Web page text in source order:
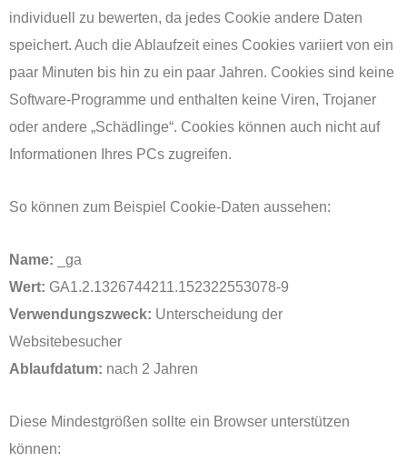
individuell zu bewerten, da jedes Cookie andere Daten
speichert. Auch die Ablaufzeit eines Cookies variiert von ein
paar Minuten bis hin zu ein paar Jahren. Cookies sind keine
Software-Programme und enthalten keine Viren, Trojaner
oder andere „Schädlinge“. Cookies können auch nicht auf
Informationen Ihres PCs zugreifen.
So können zum Beispiel Cookie-Daten aussehen:
Name: _ga
Wert: GA1.2.1326744211.152322553078-9
Verwendungszweck: Unterscheidung der
Websitebesucher
Ablaufdatum: nach 2 Jahren
Diese Mindestgrößen sollte ein Browser unterstützen
können: